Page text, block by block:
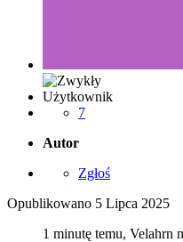
Użytkownik
7
Autor
Zgłoś
Opublikowano 5 Lipca 2025
1 minutę temu, Velahrn